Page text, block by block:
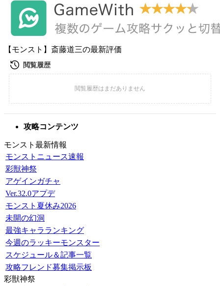
【モンスト】斎藤道三の最新評価
攻略コンテンツ
モンスト最新情報
モンストニュース速報
彩獣神祭
アゲインガチャ
Ver.32.0アプデ
モンスト夏休み2026
未開の幻洞
最強キャラランキング
今週のラッキーモンスター
スケジュール＆記事一覧
攻略フレンド募集掲示板
彩獣神祭